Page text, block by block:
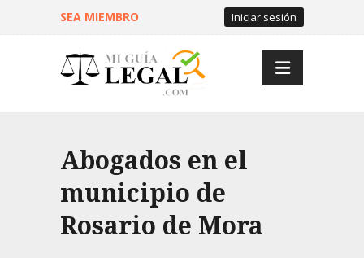
SEA MIEMBRO Iniciar sesión
Abogados en el
municipio de
Rosario de Mora